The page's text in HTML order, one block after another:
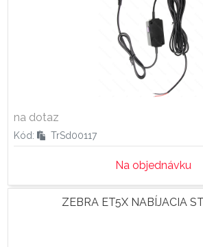
na dotaz
Kód: TrSd00117
Na objednávku
ZEBRA ET5X NABÍJACIA